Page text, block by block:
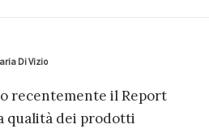
Di Vizio
recentemente il Report
qualità dei prodotti